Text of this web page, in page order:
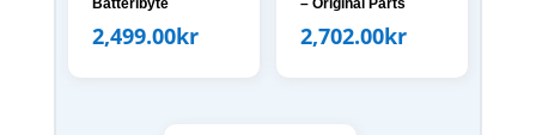
Batteribyte
2,499.00kr
– Original Parts
2,702.00kr